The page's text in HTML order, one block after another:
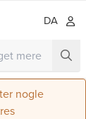
DA
nogle